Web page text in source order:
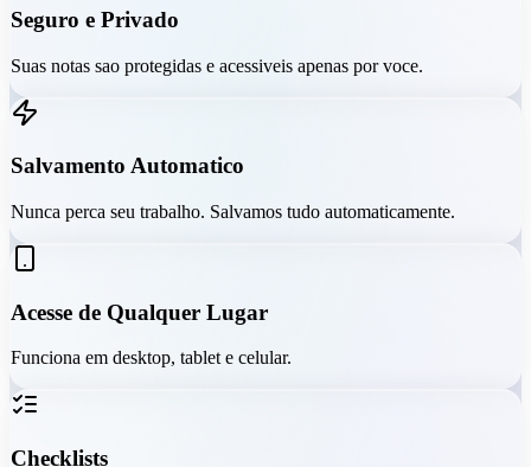
Seguro e Privado
Suas notas sao protegidas e acessiveis apenas por voce.
Salvamento Automatico
Nunca perca seu trabalho. Salvamos tudo automaticamente.
Acesse de Qualquer Lugar
Funciona em desktop, tablet e celular.
Checklists